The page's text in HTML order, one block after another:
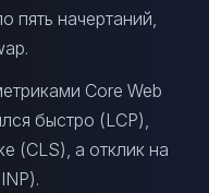
пять начертаний,
Core Web
быстро (LCP),
(CLS), а отклик на